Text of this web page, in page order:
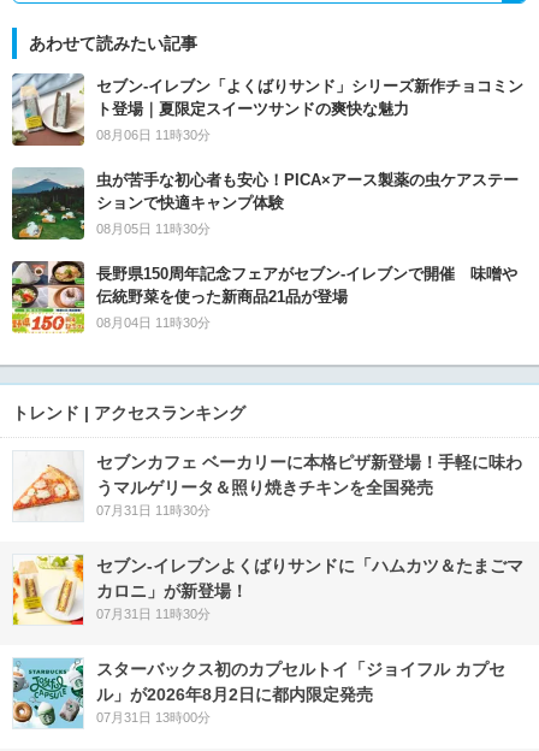
あわせて読みたい記事
セブン‐イレブン「よくばりサンド」シリーズ新作チョコミン
ト登場｜夏限定スイーツサンドの爽快な魅力
08月06日 11時30分
虫が苦手な初心者も安心！PICA×アース製薬の虫ケアステー
ションで快適キャンプ体験
08月05日 11時30分
長野県150周年記念フェアがセブン-イレブンで開催 味噌や
伝統野菜を使った新商品21品が登場
08月04日 11時30分
トレンド | アクセスランキング
セブンカフェ ベーカリーに本格ピザ新登場！手軽に味わ
うマルゲリータ＆照り焼きチキンを全国発売
07月31日 11時30分
セブン‐イレブンよくばりサンドに「ハムカツ＆たまごマ
カロニ」が新登場！
07月31日 11時30分
スターバックス初のカプセルトイ「ジョイフル カプセ
ル」が2026年8月2日に都内限定発売
07月31日 13時00分